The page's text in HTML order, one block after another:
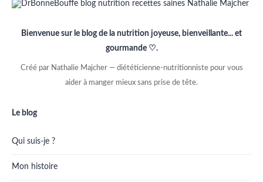
Bienvenue sur le blog de la nutrition joyeuse, bienveillante... et
gourmande ♡.
Créé par Nathalie Majcher — diététicienne-nutritionniste pour vous
aider à manger mieux sans prise de tête.
Le blog
Qui suis-je ?
Mon histoire